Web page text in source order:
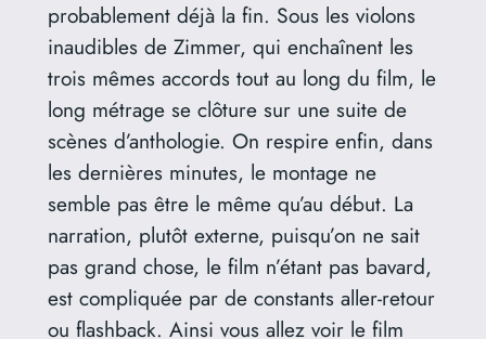
probablement déjà la fin. Sous les violons
inaudibles de Zimmer, qui enchaînent les
trois mêmes accords tout au long du film, le
long métrage se clôture sur une suite de
scènes d’anthologie. On respire enfin, dans
les dernières minutes, le montage ne
semble pas être le même qu’au début. La
narration, plutôt externe, puisqu’on ne sait
pas grand chose, le film n’étant pas bavard,
est compliquée par de constants aller-retour
ou flashback. Ainsi vous allez voir le film